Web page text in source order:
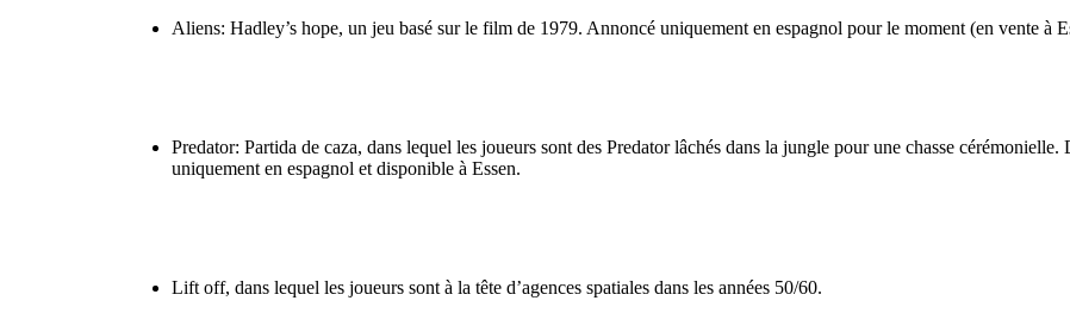
Aliens: Hadley’s hope, un jeu basé sur le film de 1979. Annoncé uniquement en espagnol pour le moment (en vente à
Predator: Partida de caza, dans lequel les joueurs sont des Predator lâchés dans la jungle pour une chasse
uniquement en espagnol et disponible à Essen.
Lift off, dans lequel les joueurs sont à la tête d’agences spatiales dans les années 50/60.